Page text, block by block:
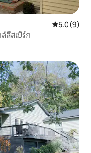
คะแนนเฉลี่
5.0 (9)
ลีสเบิร์ก